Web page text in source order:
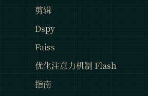
剪辑
Dspy
Faiss
优化注意力机制 Flash
指南